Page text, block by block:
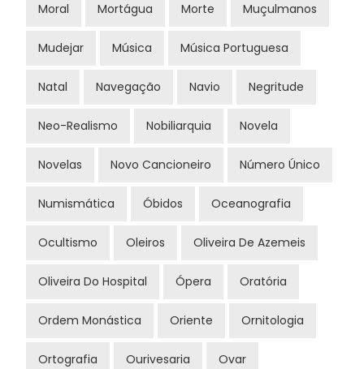
Moral Mortágua Morte Muçulmanos
Mudejar Música Música Portuguesa
Natal Navegação Navio Negritude
Neo-Realismo Nobiliarquia Novela
Novelas Novo Cancioneiro Número Único
Numismática Óbidos Oceanografia
Ocultismo Oleiros Oliveira De Azemeis
Oliveira Do Hospital Ópera Oratória
Ordem Monástica Oriente Ornitologia
Ortografia Ourivesaria Ovar